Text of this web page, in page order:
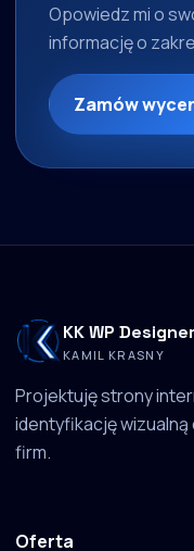
Opowiedz mi o
informację o
Zamów
KK WP Designer
KAMIL KRASNY
Projektuję strony
identyfikację
firm.
Oferta